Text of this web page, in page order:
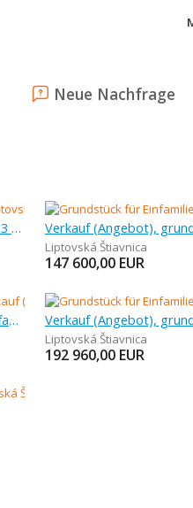
Neue Nachfrage
Verkauf (Angebot), einfamilienhaus, 813 m
Liptovská Štiavnica
147 600,00 EUR
Verkauf (Angebot), grundstück für einfamilienhäuser, 1 349 m
Liptovská Štiavnica
192 960,00 EUR